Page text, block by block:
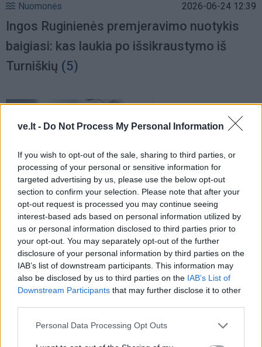
ve.lt - Do Not Process My Personal Information
If you wish to opt-out of the sale, sharing to third parties, or
processing of your personal or sensitive information for
targeted advertising by us, please use the below opt-out
section to confirm your selection. Please note that after your
opt-out request is processed you may continue seeing
interest-based ads based on personal information utilized by
us or personal information disclosed to third parties prior to
your opt-out. You may separately opt-out of the further
disclosure of your personal information by third parties on the
IAB’s list of downstream participants. This information may
also be disclosed by us to third parties on the IAB’s List of
Downstream Participants that may further disclose it to other
Personal Data Processing Opt Outs
Nuomonės 2026-06-24 12:39
Ingos Ruginienės premjeravimo nuotykis
baigiasi: kas laukia po išsikraustymo iš
Turniškių (5)
Nuomonės 2026-06-24 11:20
„Maskva dar degs“: karas pereina į naują